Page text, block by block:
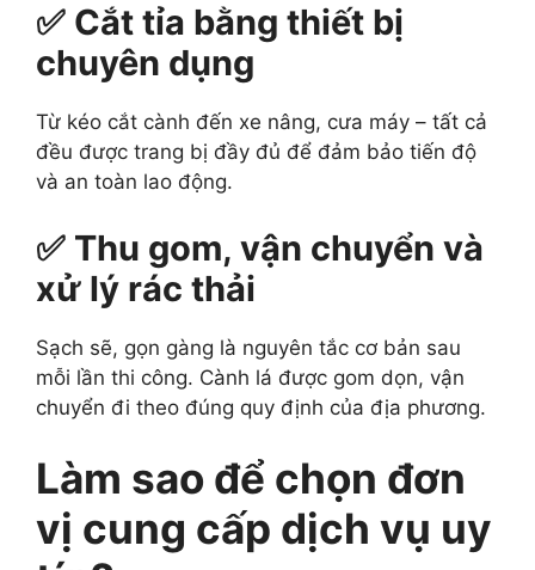
✅ Cắt tỉa bằng thiết bị
chuyên dụng
Từ kéo cắt cành đến xe nâng, cưa máy – tất cả
đều được trang bị đầy đủ để đảm bảo tiến độ
và an toàn lao động.
✅ Thu gom, vận chuyển và
xử lý rác thải
Sạch sẽ, gọn gàng là nguyên tắc cơ bản sau
mỗi lần thi công. Cành lá được gom dọn, vận
chuyển đi theo đúng quy định của địa phương.
Làm sao để chọn đơn
vị cung cấp dịch vụ uy